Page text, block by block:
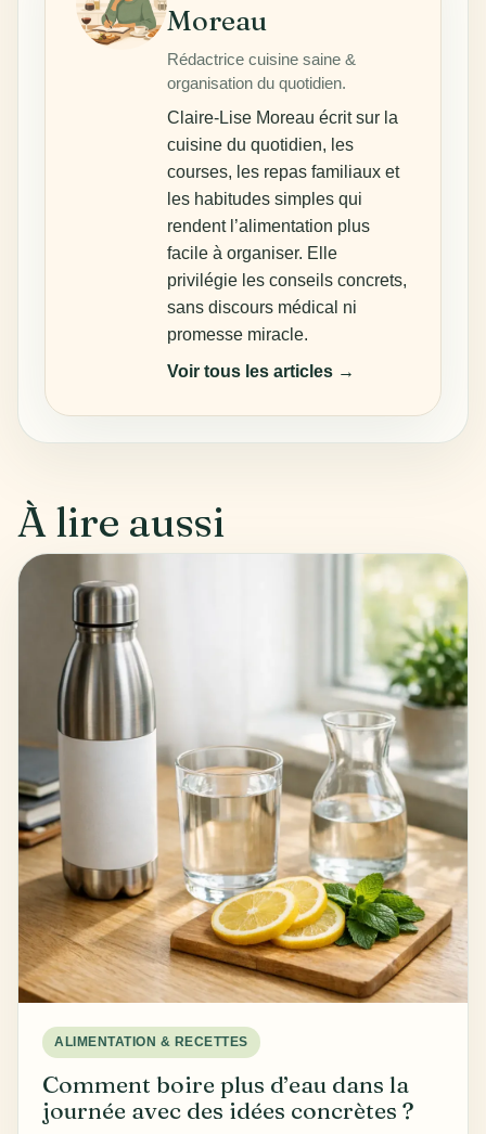
Moreau
Rédactrice cuisine saine &
organisation du quotidien.
Claire-Lise Moreau écrit sur la
cuisine du quotidien, les
courses, les repas familiaux et
les habitudes simples qui
rendent l’alimentation plus
facile à organiser. Elle
privilégie les conseils concrets,
sans discours médical ni
promesse miracle.
Voir tous les articles →
À lire aussi
ALIMENTATION & RECETTES
Comment boire plus d’eau dans la
journée avec des idées concrètes ?